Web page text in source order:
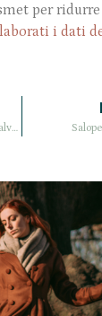
per ridurre
i dati
Snoblesse, la gift card che ti salva dall’imbarazzo